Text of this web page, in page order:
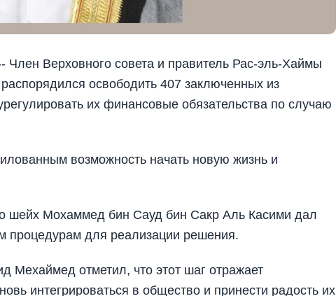
Верховного совета и правитель Рас-эль-Хаймы
освободить 407 заключенных из
их финансовые обязательства по случаю
возможность начать новую жизнь и
шейх Мохаммед бин Сауд бин Сакр Аль Касими дал
процедурам для реализации решения.
Мехаймед отметил, что этот шаг отражает
интегрироваться в общество и принести радость их